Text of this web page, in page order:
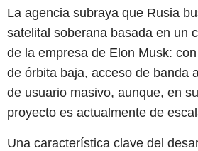
La agencia subraya que Rusia
satelital soberana basada en un
de la empresa de Elon Musk:
de órbita baja, acceso de banda
de usuario masivo, aunque, en
proyecto es actualmente de
Una característica clave del